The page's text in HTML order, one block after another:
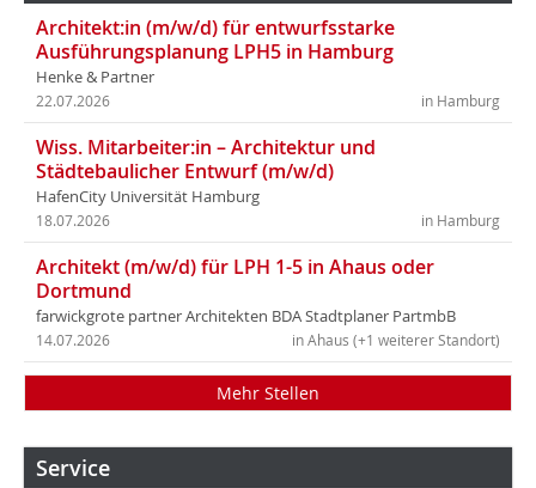
Architekt:in (m/w/d) für entwurfsstarke
Ausführungsplanung LPH5 in Hamburg
Henke & Partner
in Hamburg
22.07.2026
Wiss. Mitarbeiter:in – Architektur und
Städtebaulicher Entwurf (m/w/d)
HafenCity Universität Hamburg
in Hamburg
18.07.2026
Architekt (m/w/d) für LPH 1-5 in Ahaus oder
Dortmund
farwickgrote partner Architekten BDA Stadtplaner PartmbB
in Ahaus (+1 weiterer Standort)
14.07.2026
Mehr Stellen
Service